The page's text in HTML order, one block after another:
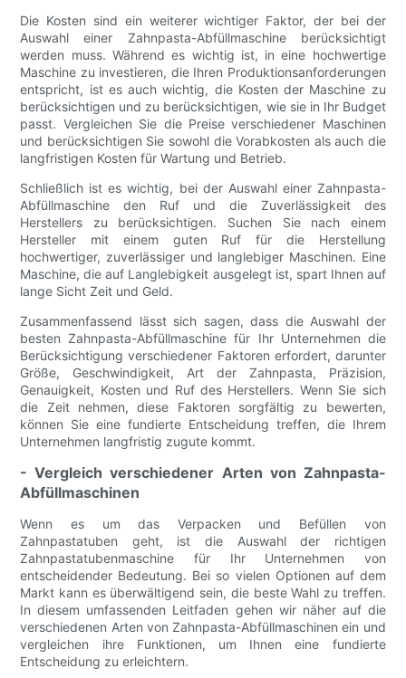
Die Kosten sind ein weiterer wichtiger Faktor, der bei der
Auswahl einer Zahnpasta-Abfüllmaschine berücksichtigt
werden muss. Während es wichtig ist, in eine hochwertige
Maschine zu investieren, die Ihren Produktionsanforderungen
entspricht, ist es auch wichtig, die Kosten der Maschine zu
berücksichtigen und zu berücksichtigen, wie sie in Ihr Budget
passt. Vergleichen Sie die Preise verschiedener Maschinen
und berücksichtigen Sie sowohl die Vorabkosten als auch die
langfristigen Kosten für Wartung und Betrieb.
Schließlich ist es wichtig, bei der Auswahl einer Zahnpasta-
Abfüllmaschine den Ruf und die Zuverlässigkeit des
Herstellers zu berücksichtigen. Suchen Sie nach einem
Hersteller mit einem guten Ruf für die Herstellung
hochwertiger, zuverlässiger und langlebiger Maschinen. Eine
Maschine, die auf Langlebigkeit ausgelegt ist, spart Ihnen auf
lange Sicht Zeit und Geld.
Zusammenfassend lässt sich sagen, dass die Auswahl der
besten Zahnpasta-Abfüllmaschine für Ihr Unternehmen die
Berücksichtigung verschiedener Faktoren erfordert, darunter
Größe, Geschwindigkeit, Art der Zahnpasta, Präzision,
Genauigkeit, Kosten und Ruf des Herstellers. Wenn Sie sich
die Zeit nehmen, diese Faktoren sorgfältig zu bewerten,
können Sie eine fundierte Entscheidung treffen, die Ihrem
Unternehmen langfristig zugute kommt.
- Vergleich verschiedener Arten von Zahnpasta-
Abfüllmaschinen
Wenn es um das Verpacken und Befüllen von
Zahnpastatuben geht, ist die Auswahl der richtigen
Zahnpastatubenmaschine für Ihr Unternehmen von
entscheidender Bedeutung. Bei so vielen Optionen auf dem
Markt kann es überwältigend sein, die beste Wahl zu treffen.
In diesem umfassenden Leitfaden gehen wir näher auf die
verschiedenen Arten von Zahnpasta-Abfüllmaschinen ein und
vergleichen ihre Funktionen, um Ihnen eine fundierte
Entscheidung zu erleichtern.